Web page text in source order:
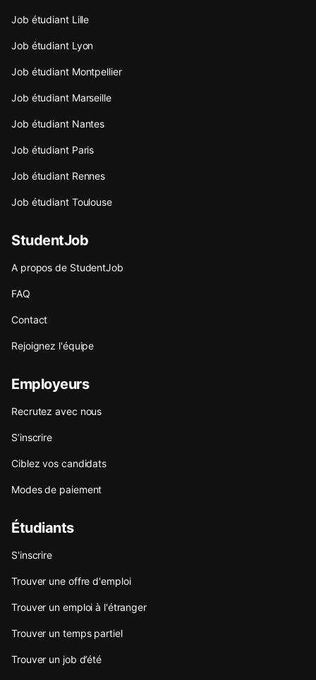
Job étudiant Lille
Job étudiant Lyon
Job étudiant Montpellier
Job étudiant Marseille
Job étudiant Nantes
Job étudiant Paris
Job étudiant Rennes
Job étudiant Toulouse
StudentJob
A propos de StudentJob
FAQ
Contact
Rejoignez l'équipe
Employeurs
Recrutez avec nous
S’inscrire
Ciblez vos candidats
Modes de paiement
Étudiants
S'inscrire
Trouver une offre d'emploi
Trouver un emploi à l'étranger
Trouver un temps partiel
Trouver un job d’été